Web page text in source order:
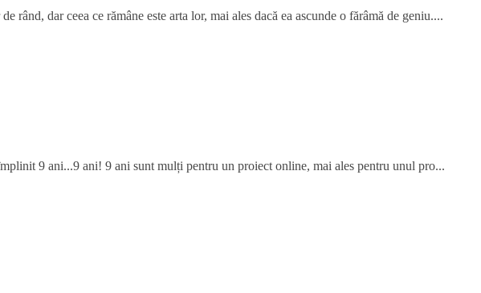
rând, dar ceea ce rămâne este arta lor, mai ales dacă ea ascunde o fărâmă de geniu....
9 ani...9 ani! 9 ani sunt mulți pentru un proiect online, mai ales pentru unul pro...